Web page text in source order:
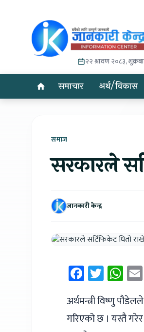
२२ श्रावण २०८३,
समाचार अर्थ/विकास
समाज
सरकारले
जानकारी केन्द्र
Facebook
अर्थमन्त्री विष्णु
गरिएको छ । यस्तै